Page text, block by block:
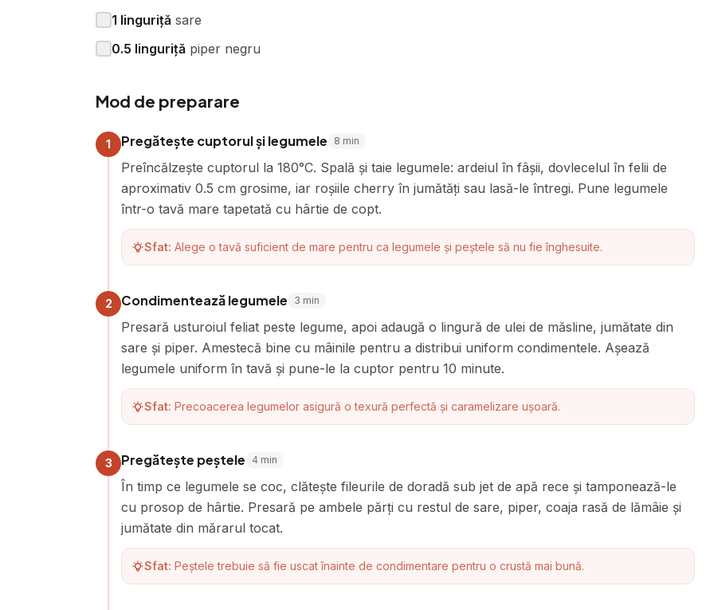
1 linguriță sare
0.5 linguriță piper negru
Mod de preparare
1 Pregătește cuptorul și legumele 8 min
Preîncălzește cuptorul la 180°C. Spală și taie legumele: ardeiul în fâșii, dovlecelul în felii de
aproximativ 0.5 cm grosime, iar roșiile cherry în jumătăți sau lasă-le întregi. Pune legumele
într-o tavă mare tapetată cu hârtie de copt.
Sfat: Alege o tavă suficient de mare pentru ca legumele și peștele să nu fie înghesuite.
2 Condimentează legumele 3 min
Presară usturoiul feliat peste legume, apoi adaugă o lingură de ulei de măsline, jumătate din
sare și piper. Amestecă bine cu mâinile pentru a distribui uniform condimentele. Așează
legumele uniform în tavă și pune-le la cuptor pentru 10 minute.
Sfat: Precoacerea legumelor asigură o texură perfectă și caramelizare ușoară.
3 Pregătește peștele 4 min
În timp ce legumele se coc, clătește fileurile de doradă sub jet de apă rece și tamponează-le
cu prosop de hârtie. Presară pe ambele părți cu restul de sare, piper, coaja rasă de lămâie și
jumătate din mărarul tocat.
Sfat: Peștele trebuie să fie uscat înainte de condimentare pentru o crustă mai bună.